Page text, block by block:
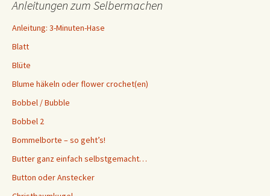
Anleitungen zum Selbermachen
Anleitung: 3-Minuten-Hase
Blatt
Blüte
Blume häkeln oder flower crochet(en)
Bobbel / Bubble
Bobbel 2
Bommelborte – so geht’s!
Butter ganz einfach selbstgemacht…
Button oder Anstecker